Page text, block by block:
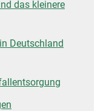
das kleinere
Deutschland